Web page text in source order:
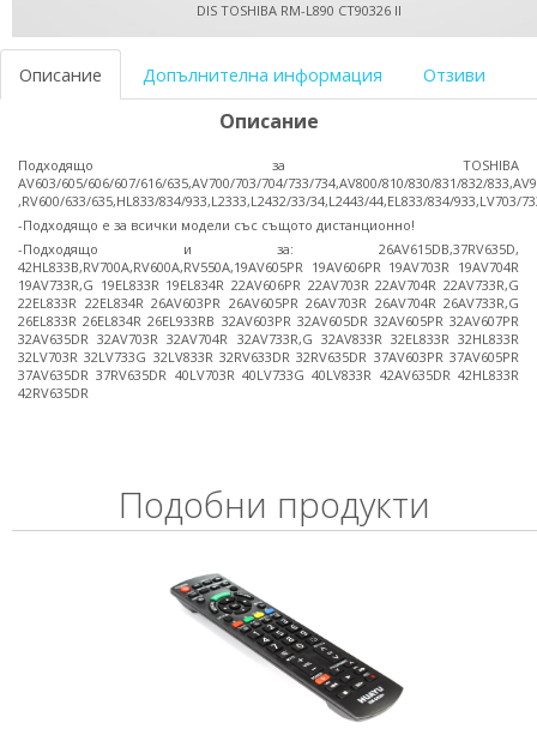
DIS TOSHIBA RM-L890 CT90326 II
Описание Допълнителна информация Отзиви
Описание
Подходящо за TOSHIBA
AV603/605/606/607/616/635,AV700/703/704/733/734,AV800/810/830/831/832/
,RV600/633/635,HL833/834/933,L2333,L2432/33/34,L2443/44,EL833/834/933,LV703/
-Подходящо е за всички модели със същото дистанционно!
-Подходящо и за: 26AV615DB,37RV635D,
42HL833B,RV700A,RV600A,RV550A,19AV605PR 19AV606PR 19AV703R 19AV704R
19AV733R,G 19EL833R 19EL834R 22AV606PR 22AV703R 22AV704R 22AV733R,G
22EL833R 22EL834R 26AV603PR 26AV605PR 26AV703R 26AV704R 26AV733R,G
26EL833R 26EL834R 26EL933RB 32AV603PR 32AV605DR 32AV605PR 32AV607PR
32AV635DR 32AV703R 32AV704R 32AV733R,G 32AV833R 32EL833R 32HL833R
32LV703R 32LV733G 32LV833R 32RV633DR 32RV635DR 37AV603PR 37AV605PR
37AV635DR 37RV635DR 40LV703R 40LV733G 40LV833R 42AV635DR 42HL833R
42RV635DR
Подобни продукти